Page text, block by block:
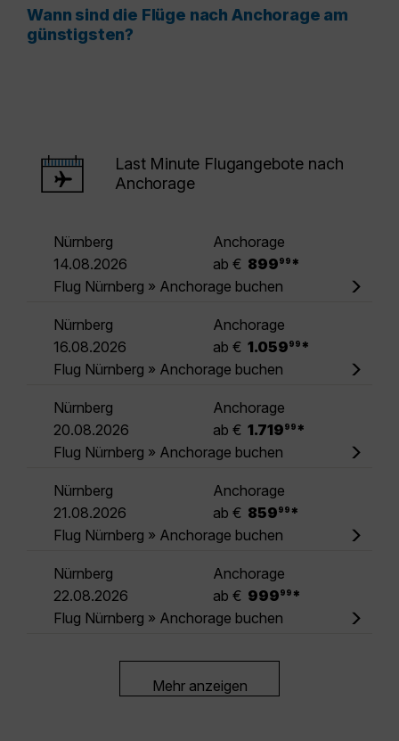
Wann sind die Flüge nach Anchorage am
günstigsten?
Last Minute Flugangebote nach
Anchorage
Nürnberg
Anchorage
14.08.2026
ab € 899 99 *
Flug Nürnberg » Anchorage buchen
Nürnberg
Anchorage
16.08.2026
ab € 1.059 99 *
Flug Nürnberg » Anchorage buchen
Nürnberg
Anchorage
20.08.2026
ab € 1.719 99 *
Flug Nürnberg » Anchorage buchen
Nürnberg
Anchorage
21.08.2026
ab € 859 99 *
Flug Nürnberg » Anchorage buchen
Nürnberg
Anchorage
22.08.2026
ab € 999 99 *
Flug Nürnberg » Anchorage buchen
Mehr anzeigen